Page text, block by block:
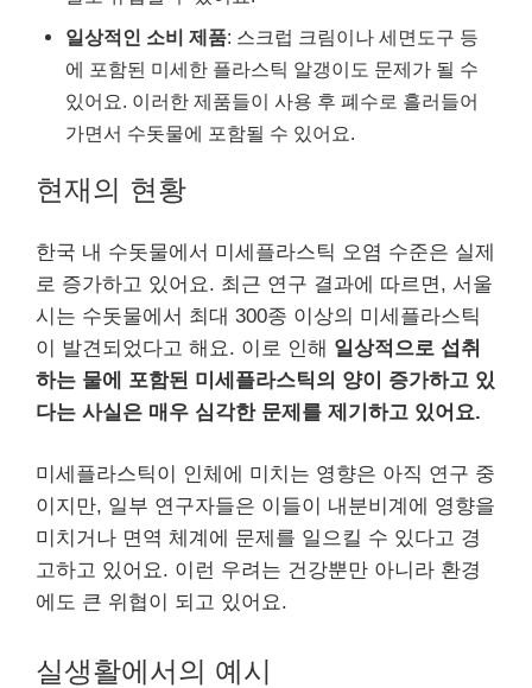
일상적인 소비 제품: 스크럽 크림이나 세면도구 등
에 포함된 미세한 플라스틱 알갱이도 문제가 될 수
있어요. 이러한 제품들이 사용 후 폐수로 흘러들어
가면서 수돗물에 포함될 수 있어요.
현재의 현황
한국 내 수돗물에서 미세플라스틱 오염 수준은 실제
로 증가하고 있어요. 최근 연구 결과에 따르면, 서울
시는 수돗물에서 최대 300종 이상의 미세플라스틱
이 발견되었다고 해요. 이로 인해 일상적으로 섭취
하는 물에 포함된 미세플라스틱의 양이 증가하고 있
다는 사실은 매우 심각한 문제를 제기하고 있어요.
미세플라스틱이 인체에 미치는 영향은 아직 연구 중
이지만, 일부 연구자들은 이들이 내분비계에 영향을
미치거나 면역 체계에 문제를 일으킬 수 있다고 경
고하고 있어요. 이런 우려는 건강뿐만 아니라 환경
에도 큰 위협이 되고 있어요.
실생활에서의 예시